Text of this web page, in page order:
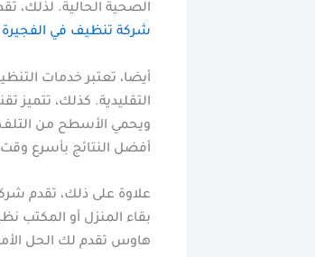
الصحية الحالية. لذلك،
شركة تنظيف في الفجيرة
أيضا، تعتبر خدمات
التقليدية. كذلك، تتميز
ويحمي الأسطح من
أفضل النتائج بأسرع
علاوة على ذلك، تقدم
بقاء المنزل أو المكتب
هاوس تقدم لك الحل